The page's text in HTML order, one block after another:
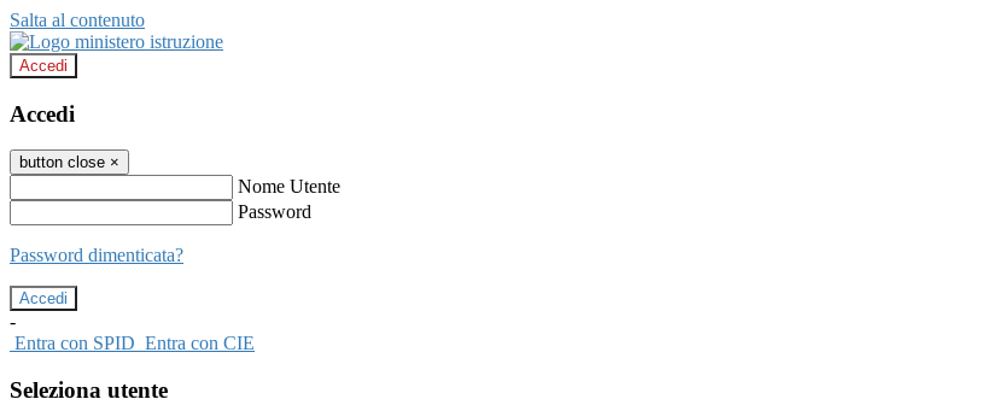
Salta al contenuto
Accedi
Accedi
button close ×
Nome Utente
Password
Password dimenticata?
-
Entra con SPID Entra con CIE
Seleziona utente